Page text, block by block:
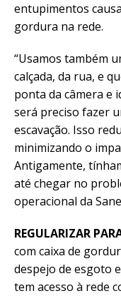
entupimentos
gordura na rede.
“Usamos também
calçada, da rua, e
ponta da câmera e
será preciso fazer
escavação. Isso
minimizando o
Antigamente,
até chegar no
operacional da
REGULARIZAR
com caixa de
despejo de esgoto
tem acesso à rede